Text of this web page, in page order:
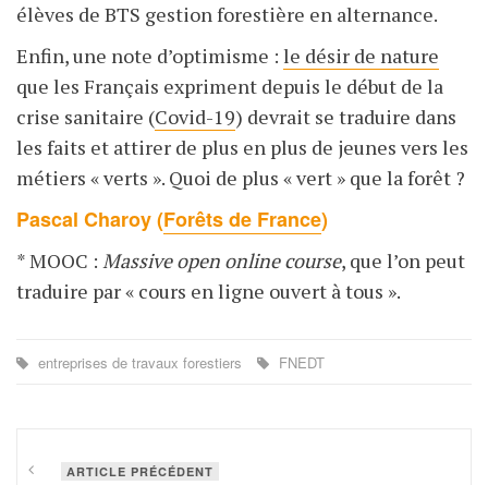
élèves de BTS gestion forestière en alternance.
Enfin, une note d’optimisme : le désir de nature
que les Français expriment depuis le début de la
crise sanitaire (Covid-19) devrait se traduire dans
les faits et attirer de plus en plus de jeunes vers les
métiers « verts ». Quoi de plus « vert » que la forêt ?
Pascal Charoy (Forêts de France)
* MOOC : Massive open online course, que l’on peut
traduire par « cours en ligne ouvert à tous ».
entreprises de travaux forestiers FNEDT
ARTICLE PRÉCÉDENT